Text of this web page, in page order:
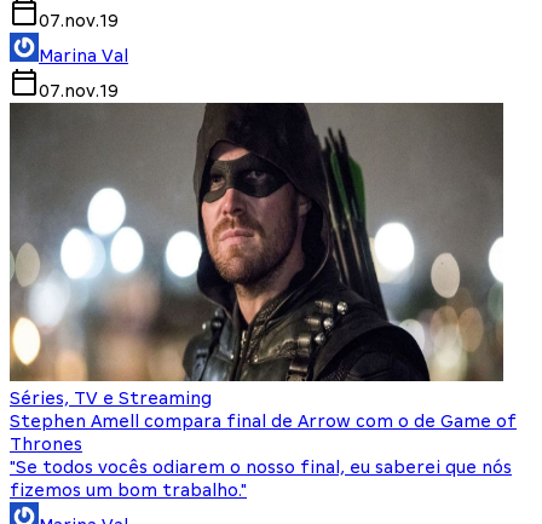
07.nov.19
Marina Val
07.nov.19
Séries, TV e Streaming
Stephen Amell compara final de Arrow com o de Game of
Thrones
"Se todos vocês odiarem o nosso final, eu saberei que nós
fizemos um bom trabalho."